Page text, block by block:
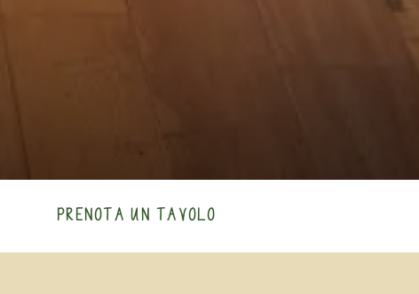
PRENOTA UN TAVOLO